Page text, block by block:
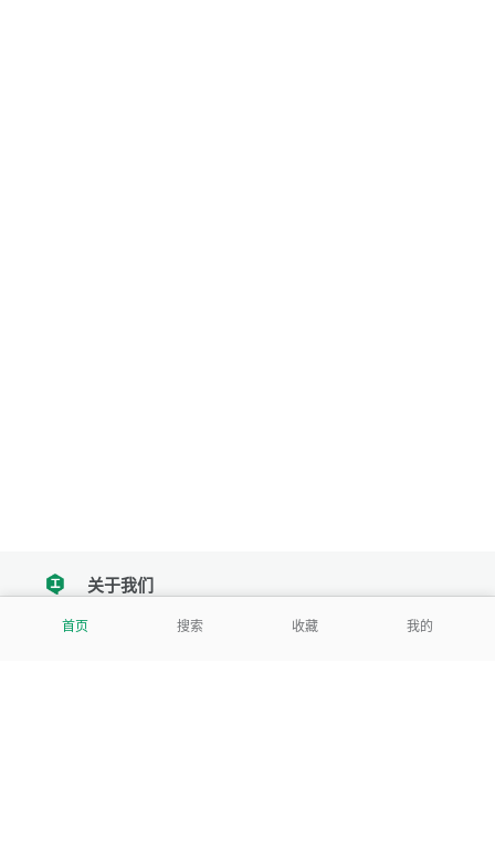
首页 搜索 收藏 我的
tencent关于我们
我们努力把每一个工具做成批量处理的产品